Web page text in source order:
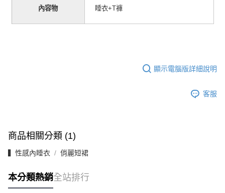
內容物 睡衣+T褲
顯示電腦版詳細說明
客服
商品相關分類 (1)
▍性感內睡衣 俏麗短裙
本分類熱銷全站排行